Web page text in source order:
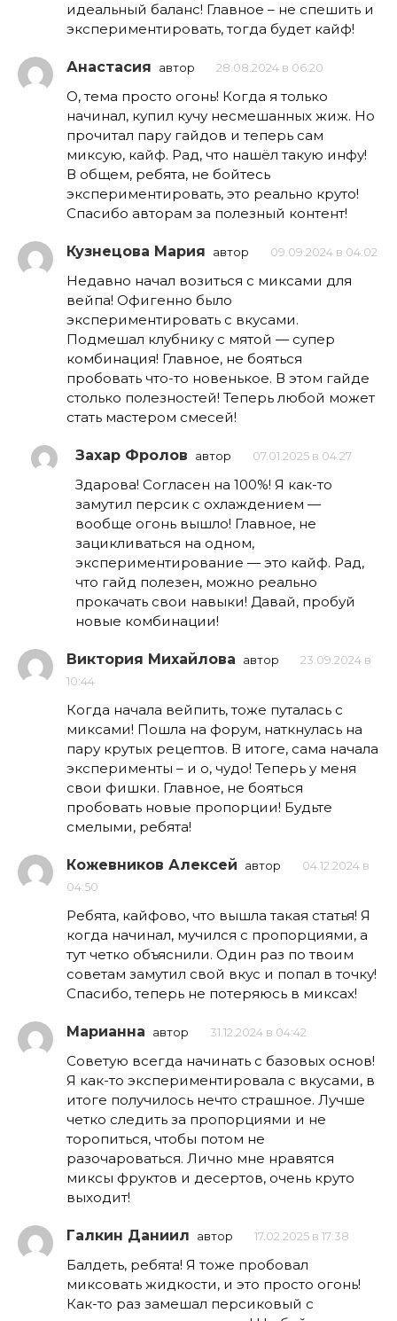
идеальный баланс! Главное – не спешить и
экспериментировать, тогда будет кайф!
Анастасия автор 28.08.2024 в 06:20
О, тема просто огонь! Когда я только
начинал, купил кучу несмешанных жиж. Но
прочитал пару гайдов и теперь сам
миксую, кайф. Рад, что нашёл такую инфу!
В общем, ребята, не бойтесь
экспериментировать, это реально круто!
Спасибо авторам за полезный контент!
Кузнецова Мария автор 09.09.2024 в 04:02
Недавно начал возиться с миксами для
вейпа! Офигенно было
экспериментировать с вкусами.
Подмешал клубнику с мятой — супер
комбинация! Главное, не бояться
пробовать что-то новенькое. В этом гайде
столько полезностей! Теперь любой может
стать мастером смесей!
Захар Фролов автор 07.01.2025 в 04:27
Здарова! Согласен на 100%! Я как-то
замутил персик с охлаждением —
вообще огонь вышло! Главное, не
зацикливаться на одном,
экспериментирование — это кайф. Рад,
что гайд полезен, можно реально
прокачать свои навыки! Давай, пробуй
новые комбинации!
Виктория Михайлова автор
23.09.2024 в
10:44
Когда начала вейпить, тоже путалась с
миксами! Пошла на форум, наткнулась на
пару крутых рецептов. В итоге, сама начала
эксперименты – и о, чудо! Теперь у меня
свои фишки. Главное, не бояться
пробовать новые пропорции! Будьте
смелыми, ребята!
Кожевников Алексей автор
04.12.2024 в
04:50
Ребята, кайфово, что вышла такая статья! Я
когда начинал, мучился с пропорциями, а
тут четко объяснили. Один раз по твоим
советам замутил свой вкус и попал в точку!
Спасибо, теперь не потеряюсь в миксах!
Марианна автор 31.12.2024 в 04:42
Советую всегда начинать с базовых основ!
Я как-то экспериментировала с вкусами, в
итоге получилось нечто страшное. Лучше
четко следить за пропорциями и не
торопиться, чтобы потом не
разочароваться. Лично мне нравятся
миксы фруктов и десертов, очень круто
выходит!
Галкин Даниил автор 17.02.2025 в 17:38
Балдеть, ребята! Я тоже пробовал
миксовать жидкости, и это просто огонь!
Как-то раз замешал персиковый с